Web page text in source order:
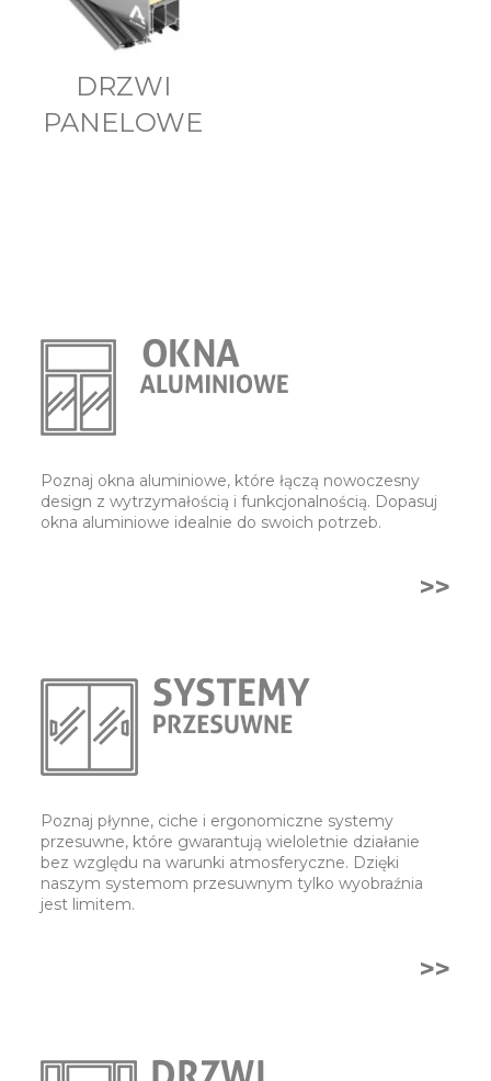
DRZWI
PANELOWE
Poznaj okna aluminiowe, które łączą nowoczesny
design z wytrzymałością i funkcjonalnością. Dopasuj
okna aluminiowe idealnie do swoich potrzeb.
>>
Poznaj płynne, ciche i ergonomiczne systemy
przesuwne, które gwarantują wieloletnie działanie
bez względu na warunki atmosferyczne. Dzięki
naszym systemom przesuwnym tylko wyobraźnia
jest limitem.
>>